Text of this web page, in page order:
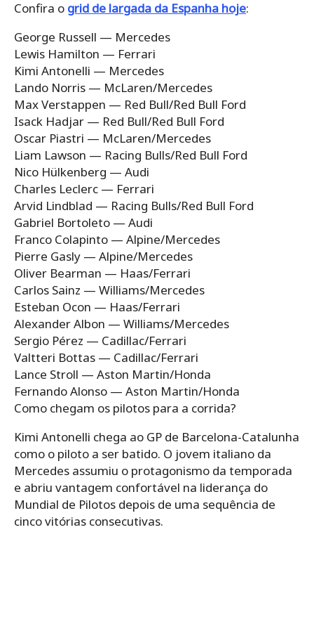
Confira o grid de largada da Espanha hoje:
George Russell — Mercedes
Lewis Hamilton — Ferrari
Kimi Antonelli — Mercedes
Lando Norris — McLaren/Mercedes
Max Verstappen — Red Bull/Red Bull Ford
Isack Hadjar — Red Bull/Red Bull Ford
Oscar Piastri — McLaren/Mercedes
Liam Lawson — Racing Bulls/Red Bull Ford
Nico Hülkenberg — Audi
Charles Leclerc — Ferrari
Arvid Lindblad — Racing Bulls/Red Bull Ford
Gabriel Bortoleto — Audi
Franco Colapinto — Alpine/Mercedes
Pierre Gasly — Alpine/Mercedes
Oliver Bearman — Haas/Ferrari
Carlos Sainz — Williams/Mercedes
Esteban Ocon — Haas/Ferrari
Alexander Albon — Williams/Mercedes
Sergio Pérez — Cadillac/Ferrari
Valtteri Bottas — Cadillac/Ferrari
Lance Stroll — Aston Martin/Honda
Fernando Alonso — Aston Martin/Honda
Como chegam os pilotos para a corrida?
Kimi Antonelli chega ao GP de Barcelona-Catalunha
como o piloto a ser batido. O jovem italiano da
Mercedes assumiu o protagonismo da temporada
e abriu vantagem confortável na liderança do
Mundial de Pilotos depois de uma sequência de
cinco vitórias consecutivas.